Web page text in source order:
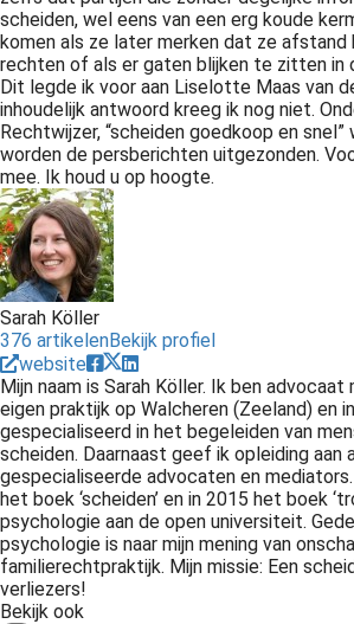
scheiden, wel eens van een erg koude
komen als ze later merken dat ze afstand
rechten of als er gaten blijken te zitten in
Dit legde ik voor aan Liselotte Maas van
inhoudelijk antwoord kreeg ik nog niet.
Rechtwijzer, “scheiden goedkoop en
worden de persberichten uitgezonden.
mee. Ik houd u op hoogte.
Sarah Köller
376 artikelenBekijk profiel
website
Mijn naam is Sarah Köller. Ik ben
eigen praktijk op Walcheren (Zeeland) en
gespecialiseerd in het begeleiden van
scheiden. Daarnaast geef ik opleiding aan
gespecialiseerde advocaten en
het boek ‘scheiden’ en in 2015 het boek
psychologie aan de open universiteit.
psychologie is naar mijn mening van
familierechtpraktijk. Mijn missie: Een
verliezers!
Bekijk ook